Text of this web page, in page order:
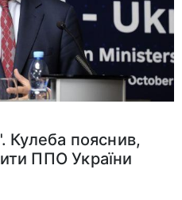
Кулеба пояснив,
ППО України